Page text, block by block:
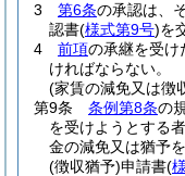
3
第6条の承認は、
認書(様式第9号)を
4
前項の承継を受け
ければならない。
(家賃の減免又は徴
第9条
条例第8条の
を受けようとする
金の減免又は猶予
(徴収猶予)申請書(